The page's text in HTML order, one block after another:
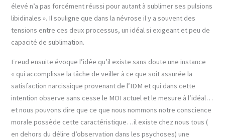
élevé n’a pas forcément réussi pour autant à sublimer ses pulsions
libidinales ». Il souligne que dans la névrose il y a souvent des
tensions entre ces deux processus, un idéal si exigeant et peu de
capacité de sublimation.
Freud ensuite évoque l’idée qu’il existe sans doute une instance
« qui accomplisse la tâche de veiller à ce que soit assurée la
satisfaction narcissique provenant de l’IDM et qui dans cette
intention observe sans cesse le MOI actuel et le mesure à l’idéal…
et nous pouvons dire que ce que nous nommons notre conscience
morale possède cette caractéristique…il existe chez nous tous (
en dehors du délire d’observation dans les psychoses) une